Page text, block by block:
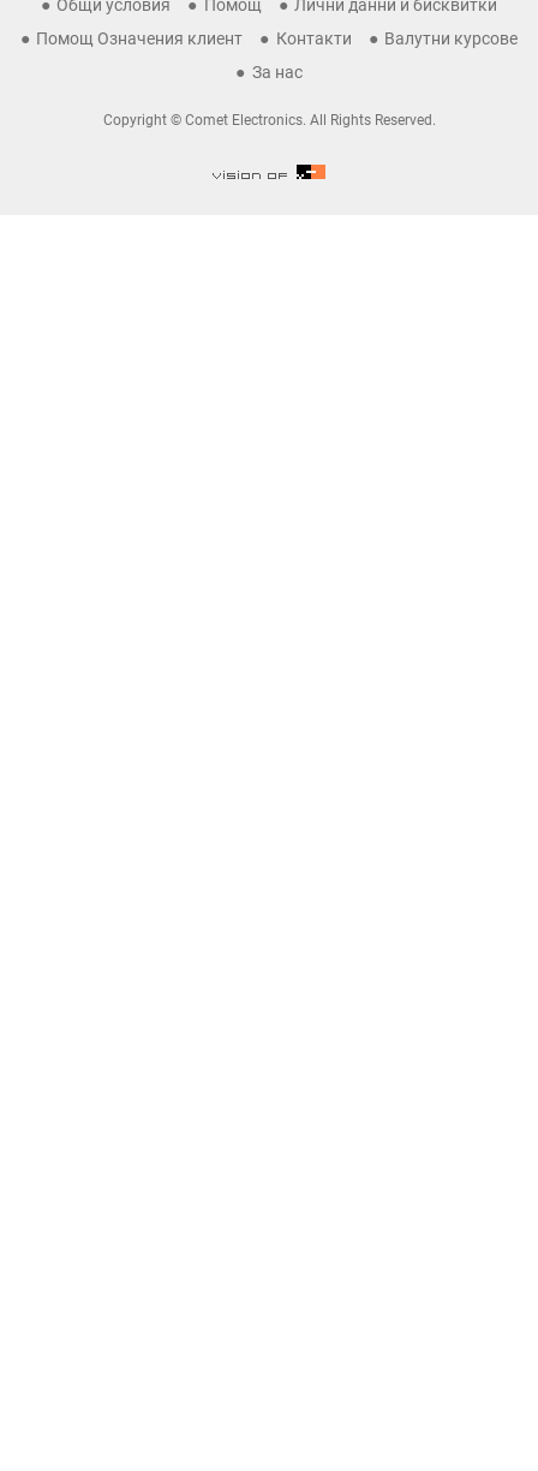
Общи условия Помощ
Лични данни и бисквитки
Помощ Означения клиент
Контакти
Валутни курсове
За нас
Copyright © Comet Electronics. All Rights Reserved.